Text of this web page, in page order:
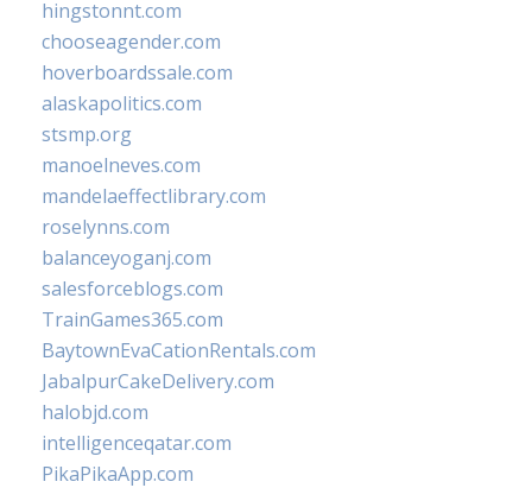
hingstonnt.com
chooseagender.com
hoverboardssale.com
alaskapolitics.com
stsmp.org
manoelneves.com
mandelaeffectlibrary.com
roselynns.com
balanceyoganj.com
salesforceblogs.com
TrainGames365.com
BaytownEvaCationRentals.com
JabalpurCakeDelivery.com
halobjd.com
intelligenceqatar.com
PikaPikaApp.com